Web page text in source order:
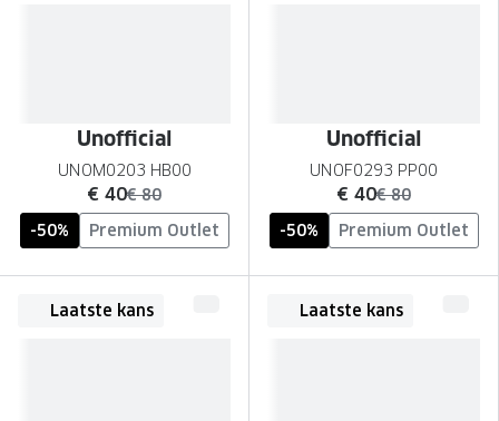
Unofficial
UNOM0203 HB00
nu:
€ 40was:
€ 80
-50%
Premium Outlet
Unofficial
UNOF0293 PP00
nu:
€ 40was:
€ 80
-50%
Premium Outlet
Laatste kans Laatste kans